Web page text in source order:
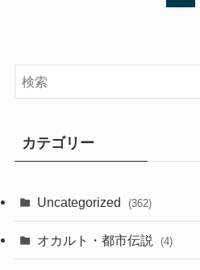
カテゴリー
Uncategorized (362)
オカルト・都市伝説 (4)